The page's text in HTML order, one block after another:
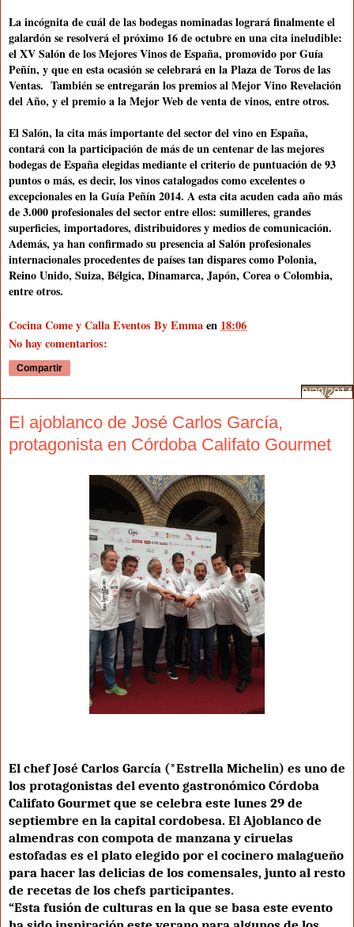
La incógnita de cuál de las bodegas nominadas logrará finalmente el
galardón se resolverá el próximo 16 de octubreen una cita ineludible:
elXV Salón de los Mejores Vinos de España, promovido por Guía
Peñín, y que en esta ocasión se celebrará en la Plaza de Toros de las
Ventas. También se entregarán los premios al Mejor Vino Revelación
del Año, y el premio a la Mejor Web de venta de vinos, entre otros.
El Salón, la cita más importante del sector del vino en España,
contará con la participación de más de un centenar de las mejores
bodegas de España elegidas mediante el criterio de puntuación de 93
puntos o más, es decir, los vinos catalogados como excelentes o
excepcionales en la Guía Peñín 2014. A esta cita acuden cada año más
de 3.000 profesionales del sector entre ellos: sumilleres, grandes
superficies, importadores, distribuidores y medios de comunicación.
Además, ya han confirmado su presencia al Salón profesionales
internacionales procedentes de países tan dispares como Polonia,
Reino Unido, Suiza, Bélgica, Dinamarca, Japón, Corea o Colombia,
entre otros.
Cocina Come y Calla Eventos By Emmaen 18:06
No hay comentarios:
Compartir
9/29/2014
El ajoblanco de José Carlos García,
protagonista en Córdoba Califato Gourmet
El chef José Carlos García (*Estrella Michelin) es uno de
los protagonistas del evento gastronómico Córdoba
Califato Gourmet que se celebra este lunes 29 de
septiembre en la capital cordobesa. El Ajoblanco de
almendras con compota de manzana y ciruelas
estofadas es el plato elegido por el cocinero malagueño
para hacer las delicias de los comensales, junto al resto
de recetas de los chefs participantes.
“Esta fusión de culturas en la que se basa este evento